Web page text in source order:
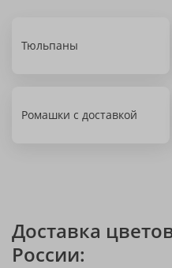
Тюльпаны
Ромашки с доставкой
Доставка
России: